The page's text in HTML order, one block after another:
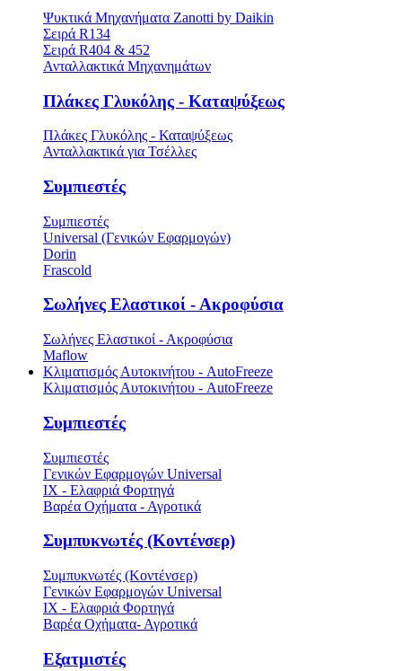
Ψυκτικά Μηχανήματα Zanotti by Daikin
Σειρά R134
Σειρά R404 & 452
Ανταλλακτικά Μηχανημάτων
Πλάκες Γλυκόλης - Καταψύξεως
Πλάκες Γλυκόλης - Καταψύξεως
Ανταλλακτικά για Τσέλλες
Συμπιεστές
Συμπιεστές
Universal (Γενικών Εφαρμογών)
Dorin
Frascold
Σωλήνες Ελαστικοί - Ακροφύσια
Σωλήνες Ελαστικοί - Ακροφύσια
Maflow
Κλιματισμός Αυτοκινήτου - AutoFreeze
Κλιματισμός Αυτοκινήτου - AutoFreeze
Συμπιεστές
Συμπιεστές
Γενικών Εφαρμογών Universal
ΙΧ - Ελαφριά Φορτηγά
Βαρέα Οχήματα - Αγροτικά
Συμπυκνωτές (Κοντένσερ)
Συμπυκνωτές (Κοντένσερ)
Γενικών Εφαρμογών Universal
ΙΧ - Ελαφριά Φορτηγά
Βαρέα Οχήματα- Αγροτικά
Εξατμιστές